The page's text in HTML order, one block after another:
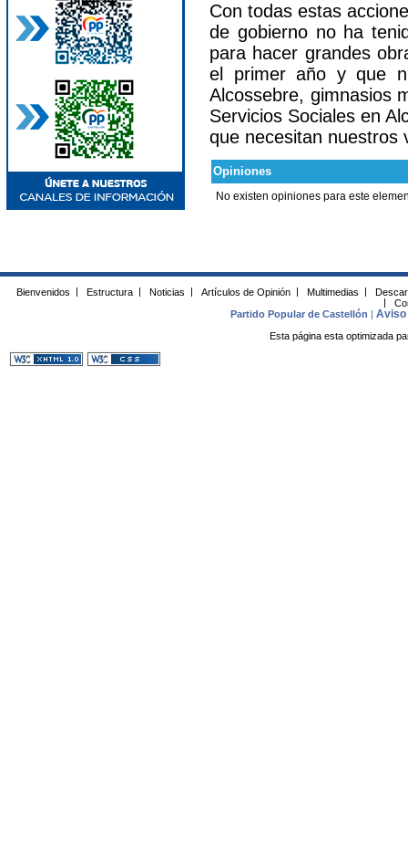
Con todas estas
de gobierno no ha
para hacer grandes
el primer año y que
Alcossebre, gimnasios
Servicios Sociales en
que necesitan nuestros
Opiniones
No existen opiniones para este
Bienvenidos Estructura Noticias Artículos de Opinión Multimedias
Partido Popular de Castellón
|Aviso
Esta página esta optimizada